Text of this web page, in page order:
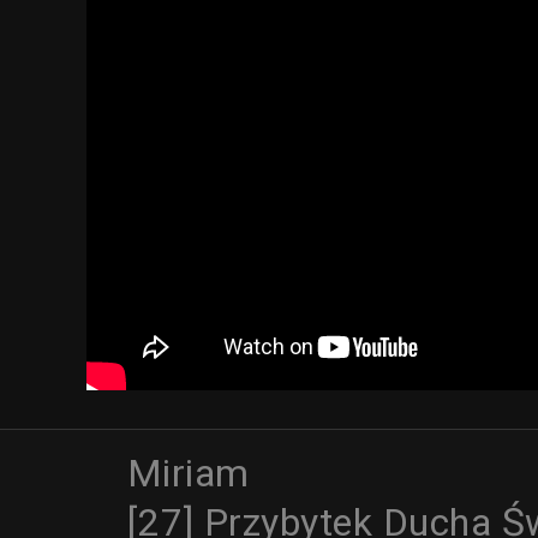
Miriam
[27] Przybytek Ducha